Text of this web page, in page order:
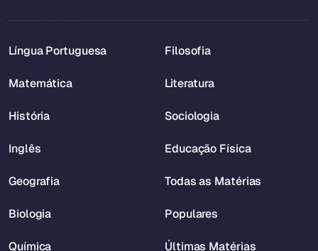
Língua Portuguesa
Matemática
História
Inglês
Geografia
Biologia
Química
Filosofia
Literatura
Sociologia
Educação Física
Todas as Matérias
Populares
Últimas Matérias